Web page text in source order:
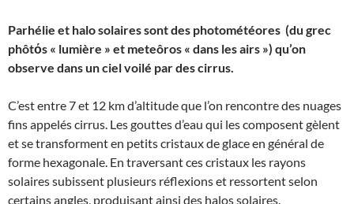
Parhélie et halo solaires sont des photométéores (du grec
phôtόs « lumière » et meteôros « dans les airs ») qu’on
observe dans un ciel voilé par des cirrus.
C’est entre 7 et 12 km d’altitude que l’on rencontre des nuages
fins appelés cirrus. Les gouttes d’eau qui les composent gèlent
et se transforment en petits cristaux de glace en général de
forme hexagonale. En traversant ces cristaux les rayons
solaires subissent plusieurs réflexions et ressortent selon
certains angles, produisant ainsi des halos solaires.